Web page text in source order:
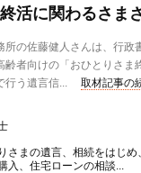
活に関わるさま
の佐藤健人さんは、行政
齢者向けの「おひとりさ
行う遺言信...
取材記事の
さまの遺言、相続をはじ
入、住宅ローンの相談...